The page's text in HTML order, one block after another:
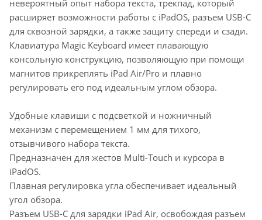
невероятный опыт набора текста, трекпад, который
расширяет возможности работы с iPadOS, разъем USB-C
для сквозной зарядки, а также защиту спереди и сзади.
Клавиатура Magic Keyboard имеет плавающую
консольную конструкцию, позволяющую при помощи
магнитов прикреплять iPad Air/Pro и плавно
регулировать его под идеальным углом обзора.
Удобные клавиши с подсветкой и ножничный
механизм с перемещением 1 мм для тихого,
отзывчивого набора текста.
Предназначен для жестов Multi-Touch и курсора в
iPadOS.
Плавная регулировка угла обеспечивает идеальный
угол обзора.
Разъем USB-C для зарядки iPad Air, освобождая разъем